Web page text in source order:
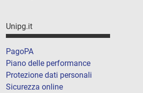
Unipg.it
PagoPA
Piano delle performance
Protezione dati personali
Sicurezza online